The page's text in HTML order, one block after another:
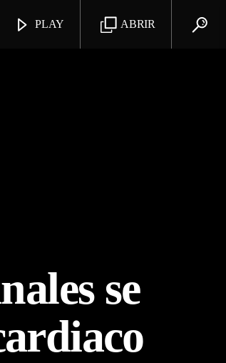
ABRIR
PLAY
se